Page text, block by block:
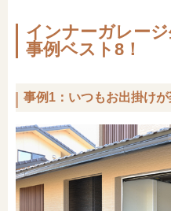
インナーガレー
事例ベスト8！
事例1：いつもお出掛けが